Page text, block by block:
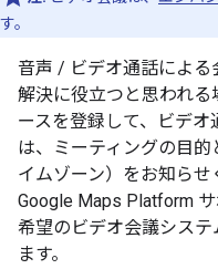
す。
音声 / ビデオ通話によ
解決に役立つと思われ
ースを登録して、ビデ
は、ミーティングの目
イムゾーン）をお知らせ
Google Maps Platform
希望のビデオ会議シス
ます。